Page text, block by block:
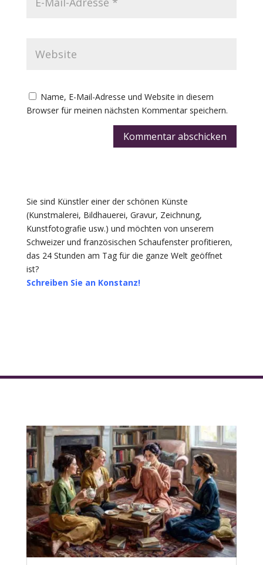
Name, E-Mail-Adresse und Website in diesem
Browser für meinen nächsten Kommentar speichern.
Kommentar abschicken
Sie sind Künstler einer der schönen Künste
(Kunstmalerei, Bildhauerei, Gravur, Zeichnung,
Kunstfotografie usw.) und möchten von unserem
Schweizer und französischen Schaufenster profitieren,
das 24 Stunden am Tag für die ganze Welt geöffnet
ist?
Schreiben Sie an Konstanz!